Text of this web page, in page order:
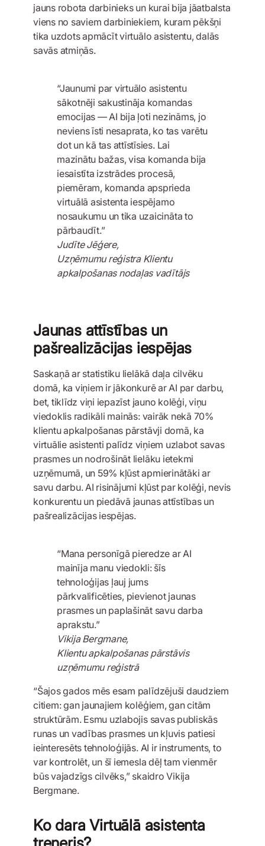
jauns robota darbinieks un kurai bija jāatbalsta
viens no saviem darbiniekiem, kuram pēkšņi
tika uzdots apmācīt virtuālo asistentu, dalās
savās atmiņās.
“Jaunumi par virtuālo asistentu
sākotnēji sakustināja komandas
emocijas — AI bija ļoti nezināms, jo
neviens īsti nesaprata, ko tas varētu
dot un kā tas attīstīsies. Lai
mazinātu bažas, visa komanda bija
iesaistīta izstrādes procesā,
piemēram, komanda apsprieda
virtuālā asistenta iespējamo
nosaukumu un tika uzaicināta to
pārbaudīt.”
Judīte Jēģere,
Uzņēmumu reģistra Klientu
apkalpošanas nodaļas vadītājs
Jaunas attīstības un
pašrealizācijas iespējas
Saskaņā ar statistiku lielākā daļa cilvēku
domā, ka viņiem ir jākonkurē ar AI par darbu,
bet, tiklīdz viņi iepazīst jauno kolēģi, viņu
viedoklis radikāli mainās: vairāk nekā 70%
klientu apkalpošanas pārstāvji domā, ka
virtuālie asistenti palīdz viņiem uzlabot savas
prasmes un nodrošināt lielāku ietekmi
uzņēmumā, un 59% kļūst apmierinātāki ar
savu darbu. AI risinājumi kļūst par kolēģi, nevis
konkurentu un piedāvā jaunas attīstības un
pašrealizācijas iespējas.
“Mana personīgā pieredze ar AI
mainīja manu viedokli: šīs
tehnoloģijas ļauj jums
pārkvalificēties, pievienot jaunas
prasmes un paplašināt savu darba
aprakstu.”
Vikija Bergmane,
Klientu apkalpošanas pārstāvis
uzņēmumu reģistrā
“Šajos gados mēs esam palīdzējuši daudziem
citiem: gan jaunajiem kolēģiem, gan citām
struktūrām. Esmu uzlabojis savas publiskās
runas un vadības prasmes un kļuvis patiesi
ieinteresēts tehnoloģijās. AI ir instruments, to
var kontrolēt, un šī iemesla dēļ tam vienmēr
būs vajadzīgs cilvēks,” skaidro Vikija
Bergmane.
Ko dara Virtuālā asistenta